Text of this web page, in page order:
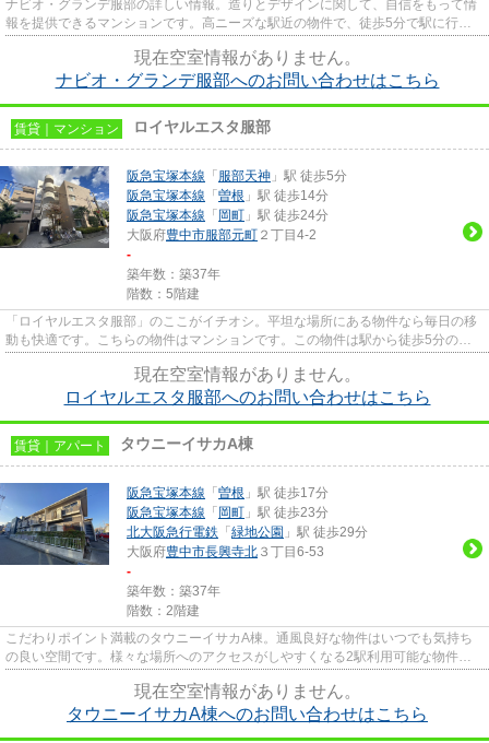
ナビオ・グランデ服部の詳しい情報。造りとデザインに関して、自信をもって情
報を提供できるマンションです。高ニーズな駅近の物件で、徒歩5分で駅に行く
現在空室情報がありません。
ナビオ・グランデ服部へのお問い合わせはこちら
賃貸｜マンション ロイヤルエスタ服部
阪急宝塚本線 「 服部天神 」駅 徒歩5分
阪急宝塚本線 「 曽根 」駅 徒歩14分
阪急宝塚本線 「 岡町 」駅 徒歩24分
大阪府豊中市服部元町 ２丁目4-2
-
築年数：築37年
階数：5階建
「ロイヤルエスタ服部」のここがイチオシ。平坦な場所にある物件なら毎日の移
動も快適です。こちらの物件はマンションです。この物件は駅から徒歩5分の物
現在空室情報がありません。
ロイヤルエスタ服部へのお問い合わせはこちら
賃貸｜アパート タウニーイサカA棟
阪急宝塚本線 「 曽根 」駅 徒歩17分
阪急宝塚本線 「 岡町 」駅 徒歩23分
北大阪急行電鉄 「 緑地公園 」駅 徒歩29分
大阪府豊中市長興寺北 ３丁目6-53
-
築年数：築37年
階数：2階建
こだわりポイント満載のタウニーイサカA棟。通風良好な物件はいつでも気持ち
の良い空間です。様々な場所へのアクセスがしやすくなる2駅利用可能な物件で
現在空室情報がありません。
タウニーイサカA棟へのお問い合わせはこちら